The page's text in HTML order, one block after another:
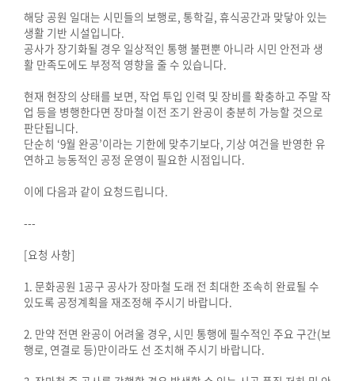
해당 공원 일대는 시민들의 보행로, 통학길, 휴식공간과 맞닿아 있는
생활 기반 시설입니다.
공사가 장기화될 경우 일상적인 통행 불편뿐 아니라 시민 안전과 생
활 만족도에도 부정적 영향을 줄 수 있습니다.
현재 현장의 상태를 보면, 작업 투입 인력 및 장비를 확충하고 주말 작
업 등을 병행한다면 장마철 이전 조기 완공이 충분히 가능할 것으로
판단됩니다.
단순히 ‘9월 완공’이라는 기한에 맞추기보다, 기상 여건을 반영한 유
연하고 능동적인 공정 운영이 필요한 시점입니다.
이에 다음과 같이 요청드립니다.
---
[요청 사항]
1. 문화공원 1공구 공사가 장마철 도래 전 최대한 조속히 완료될 수
있도록 공정계획을 재조정해 주시기 바랍니다.
2. 만약 전면 완공이 어려울 경우, 시민 통행에 필수적인 주요 구간(보
행로, 연결로 등)만이라도 선 조치해 주시기 바랍니다.